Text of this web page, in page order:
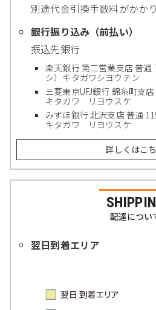
別途代金引換手数料がかかり
銀行振り込み（前払い）
振込先銀行
楽天銀行 第二営業支店 普通
シ）キタガワシヨウテン
三菱東京UFJ銀行 錦糸町支
キタガワ リヨウスケ
みずほ銀行 北沢支店 普通
キタガワ リヨウスケ
詳しくはこ
配達につい
翌日到着エリア